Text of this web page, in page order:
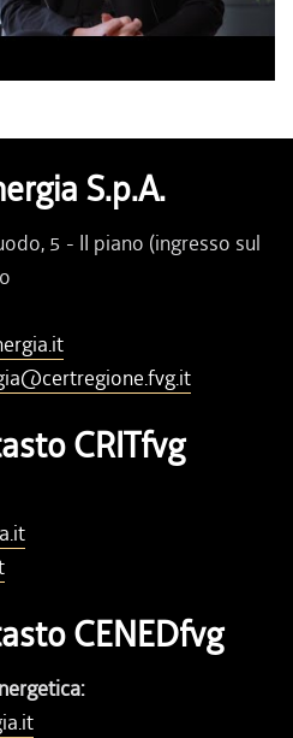
S.p.A.
5 - II piano (ingresso sul
CRITfvg
CENEDfvg